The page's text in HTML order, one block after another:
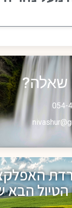
שאלה?
054-
הטיול